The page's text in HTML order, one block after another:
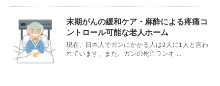
末期がんの緩和ケア・麻酔による疼痛コ
ントロール可能な老人ホーム
現在、日本人でガンにかかる人は2人に1人と言わ
れています。また、ガンの死亡ランキ ...